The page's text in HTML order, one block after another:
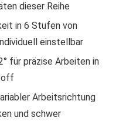
dieser Reihe
in 6 Stufen von
einstellbar
für präzise Arbeiten in
Arbeitsrichtung
und schwer